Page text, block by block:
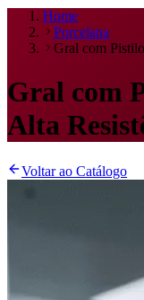
Home
Porcelana
Gral com
Gral com
Alta
Voltar ao Catálogo